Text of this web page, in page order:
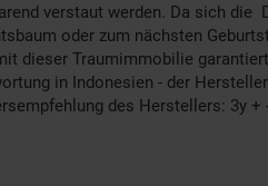
verstaut werden. Da sich die
oder zum nächsten
dieser Traumimmobilie
in Indonesien - der
des Herstellers: 3y